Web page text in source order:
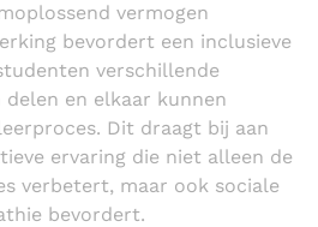
vermogen
bevordert een inclusieve
verschillende
en elkaar kunnen
Dit draagt bij aan
ervaring die niet alleen de
verbetert, maar ook sociale
bevordert.